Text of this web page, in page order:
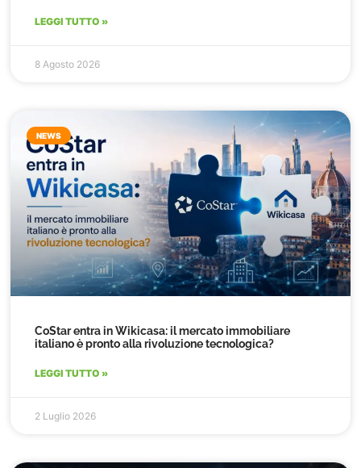
LEGGI TUTTO »
8 Agosto 2026
NEWS
CoStar entra in Wikicasa: il mercato immobiliare
italiano è pronto alla rivoluzione tecnologica?
LEGGI TUTTO »
2 Luglio 2026